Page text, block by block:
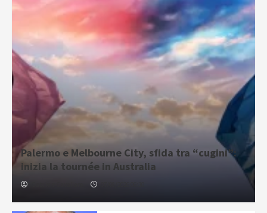
Palermo e Melbourne City, sfida tra “cugini”:
inizia la tournée in Australia